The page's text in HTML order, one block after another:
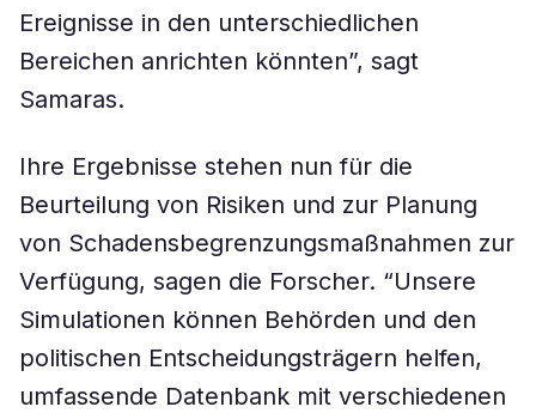
Ereignisse in den unterschiedlichen
Bereichen anrichten könnten”, sagt
Samaras.
Ihre Ergebnisse stehen nun für die
Beurteilung von Risiken und zur Planung
von Schadensbegrenzungsmaßnahmen zur
Verfügung, sagen die Forscher. “Unsere
Simulationen können Behörden und den
politischen Entscheidungsträgern helfen,
umfassende Datenbank mit verschiedenen